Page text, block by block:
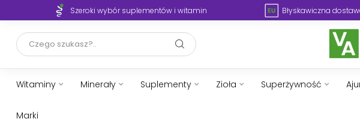
Szeroki wybór suplementów i witamin Błyskawiczna
Witaminy Minerały Suplementy Zioła Superżywność
Marki